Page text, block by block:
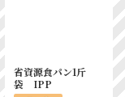
パン規格袋
0.025×120×450